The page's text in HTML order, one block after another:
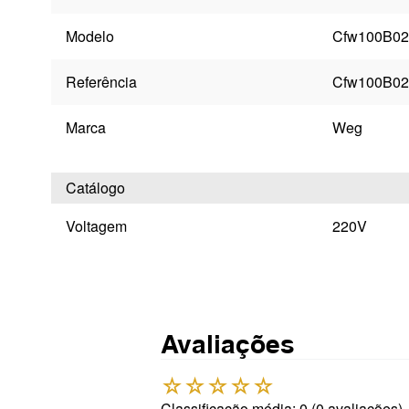
Modelo
Referência
Marca Weg
Catálogo
Voltagem
220V
Avaliações
☆☆☆☆☆